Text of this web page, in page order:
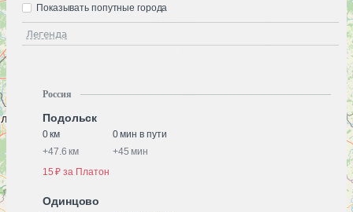
Легенда
Показывать попутные города
Россия
Подольск
0 км
0 мин в пути
+47.6 км +45 мин
15 ₽ за Платон
Одинцово